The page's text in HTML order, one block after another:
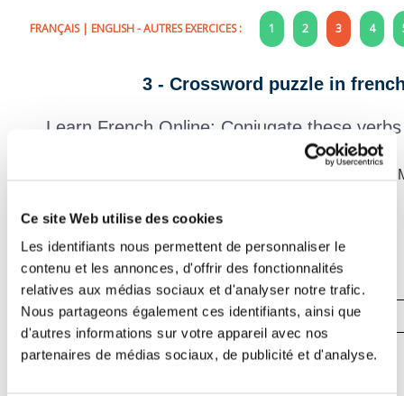
Ce site Web utilise des cookies
Les identifiants nous permettent de personnaliser le
contenu et les annonces, d'offrir des fonctionnalités
relatives aux médias sociaux et d'analyser notre trafic.
Nous partageons également ces identifiants, ainsi que
d'autres informations sur votre appareil avec nos
partenaires de médias sociaux, de publicité et d'analyse.
FRANÇAIS| ENGLISH- AUTRES EXERCICES : 1 2 3 4
3 - Crossword puzzle in
Learn French Online: Conjugate these
Effacer
Vérifier
00:05 4 5